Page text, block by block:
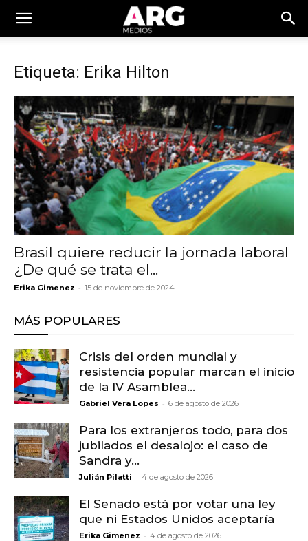
Etiqueta: Erika Hilton
Brasil quiere reducir la jornada laboral
¿De qué se trata el...
Erika Gimenez - 15 de noviembre de 2024
MÁS POPULARES
Crisis del orden mundial y
resistencia popular marcan el inicio
de la IV Asamblea...
Gabriel Vera Lopes - 6 de agosto de 2026
Para los extranjeros todo, para dos
jubilados el desalojo: el caso de
Sandra y...
Julián Pilatti - 4 de agosto de 2026
El Senado está por votar una ley
que ni Estados Unidos aceptaría
Erika Gimenez - 4 de agosto de 2026